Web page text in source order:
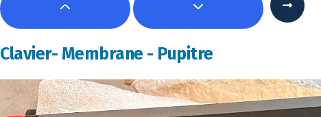
Clavier- Membrane - Pupitre